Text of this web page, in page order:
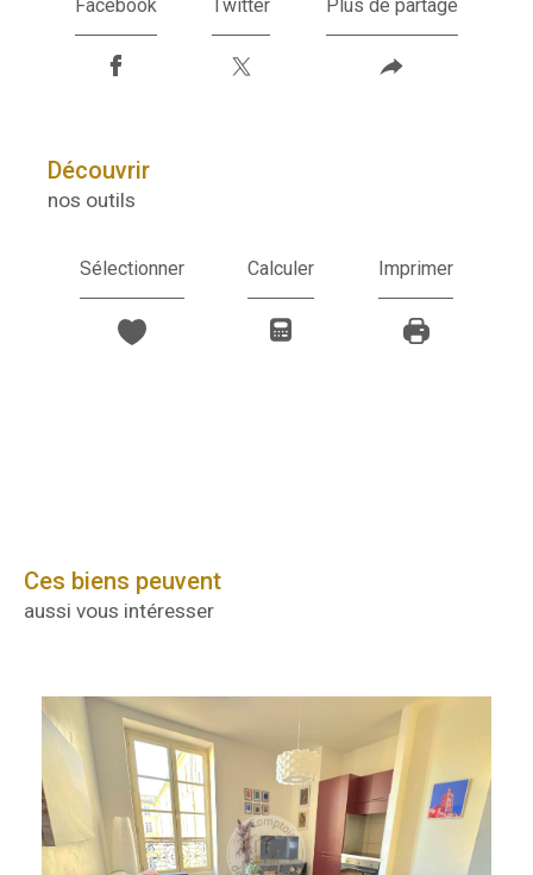
Facebook Twitter Plus de partage
découvrir
nos outils
Sélectionner Calculer Imprimer
Ces biens peuvent
aussi vous intéresser